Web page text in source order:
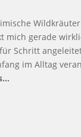
Wildkräuter
mich gerade
Schritt
im Alltag